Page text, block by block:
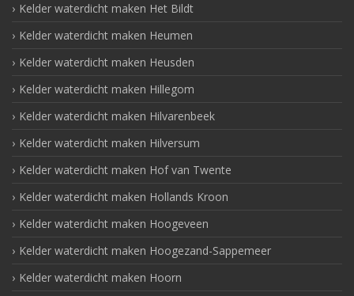
Kelder waterdicht maken Het Bildt
Kelder waterdicht maken Heumen
Kelder waterdicht maken Heusden
Kelder waterdicht maken Hillegom
Kelder waterdicht maken Hilvarenbeek
Kelder waterdicht maken Hilversum
Kelder waterdicht maken Hof van Twente
Kelder waterdicht maken Hollands Kroon
Kelder waterdicht maken Hoogeveen
Kelder waterdicht maken Hoogezand-Sappemeer
Kelder waterdicht maken Hoorn